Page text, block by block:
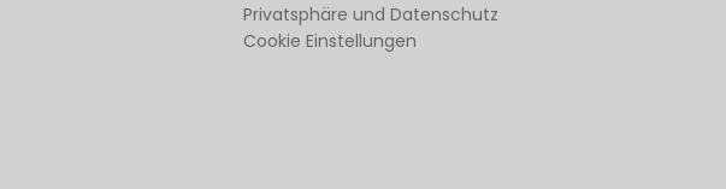
Privatsphäre und Datenschutz
Cookie Einstellungen